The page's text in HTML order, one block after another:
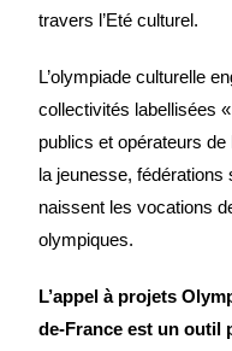
travers l’Eté culturel.
L’olympiade culturelle
collectivités labellisées
publics et opérateurs
la jeunesse,
naissent les vocations
olympiques.
L’appel à projets
de-France est un outil